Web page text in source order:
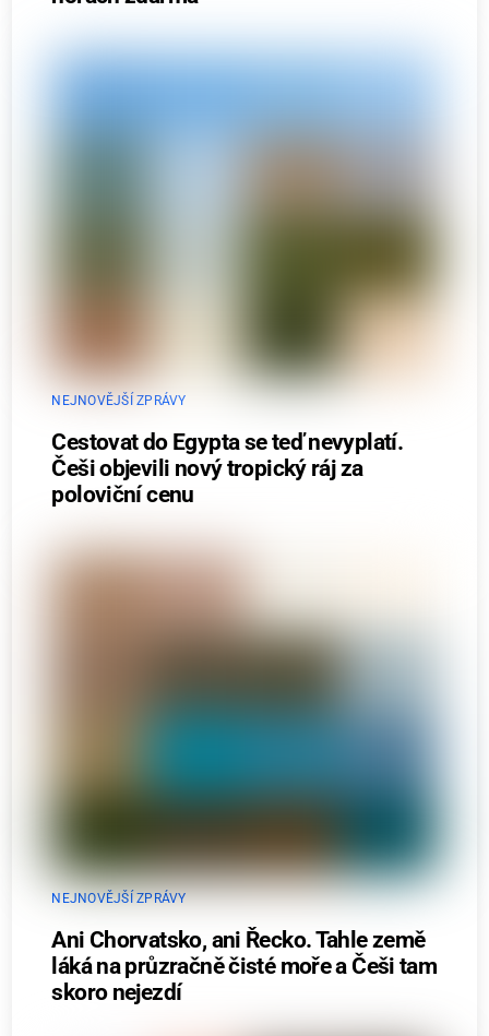
NEJNOVĚJŠÍ ZPRÁVY
Cestovat do Egypta se teď nevyplatí.
Češi objevili nový tropický ráj za
poloviční cenu
NEJNOVĚJŠÍ ZPRÁVY
Ani Chorvatsko, ani Řecko. Tahle země
láká na průzračně čisté moře a Češi tam
skoro nejezdí